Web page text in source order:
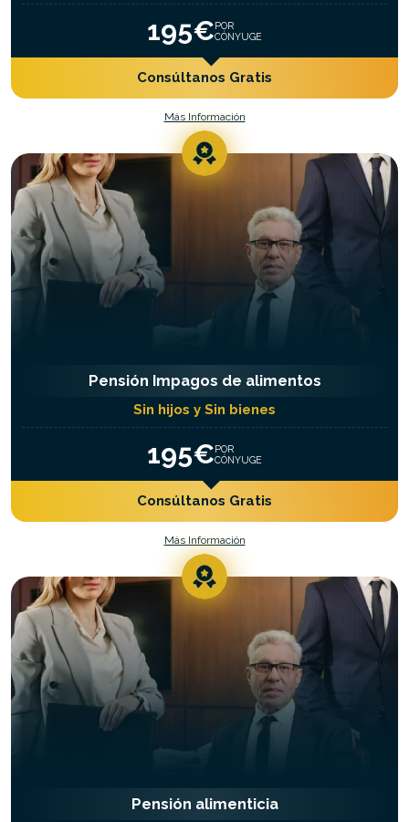
195€POR
CÓNYUGE
Consúltanos Gratis
Más Información
Pensión Impagos de alimentos
Sin hijos y Sin bienes
195€POR
CÓNYUGE
Consúltanos Gratis
Más Información
Pensión alimenticia